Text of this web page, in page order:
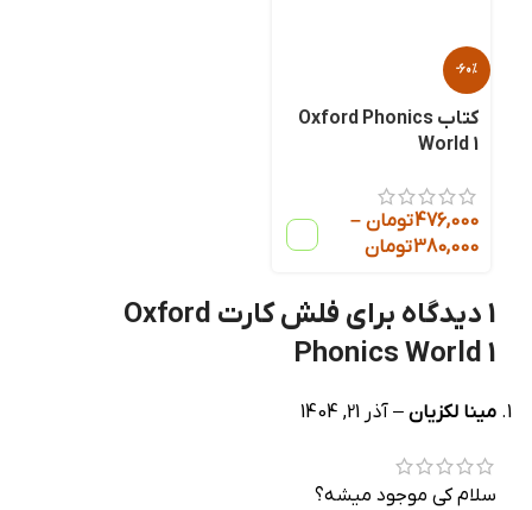
-60%
کتاب Oxford Phonics
World 1
476,000تومان –
380,000تومان
1 دیدگاه برای
فلش کارت Oxford
Phonics World 1
مینا لکزیان – آذر 21, 1404
سلام کی موجود میشه؟